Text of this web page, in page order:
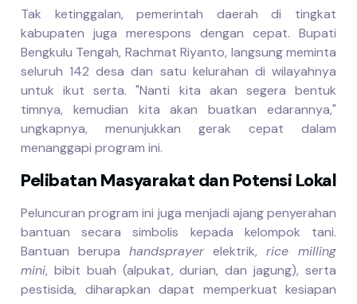
Tak ketinggalan, pemerintah daerah di tingkat
kabupaten juga merespons dengan cepat. Bupati
Bengkulu Tengah, Rachmat Riyanto, langsung meminta
seluruh 142 desa dan satu kelurahan di wilayahnya
untuk ikut serta. "Nanti kita akan segera bentuk
timnya, kemudian kita akan buatkan edarannya,"
ungkapnya, menunjukkan gerak cepat dalam
menanggapi program ini.
Pelibatan Masyarakat dan Potensi Lokal
Peluncuran program ini juga menjadi ajang penyerahan
bantuan secara simbolis kepada kelompok tani.
Bantuan berupa handsprayer elektrik, rice milling
mini, bibit buah (alpukat, durian, dan jagung), serta
pestisida, diharapkan dapat memperkuat kesiapan